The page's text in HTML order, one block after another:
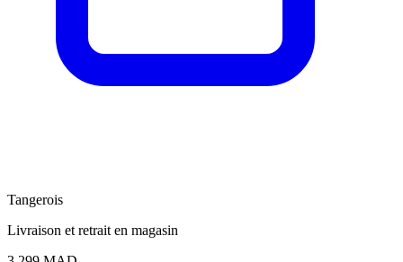
Tangerois
Livraison et retrait en magasin